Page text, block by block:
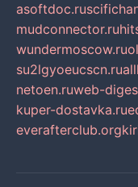
asoftdoc.ru
mudconnector.ru
wundermoscow.ru
su2lgyoeucscn.ru
netoen.ruweb-
kuper-dostavka.ru
everafterclub.org